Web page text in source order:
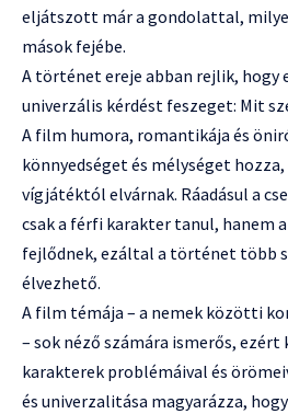
eljátszott már a gondolattal,
mások fejébe.
A történet ereje abban rejlik, hogy
univerzális kérdést feszeget: Mit
A film humora, romantikája és
könnyedséget és mélységet
vígjátéktól elvárnak. Ráadásul a
csak a férfi karakter tanul, hanem
fejlődnek, ezáltal a történet több
élvezhető.
A film témája – a nemek közötti
– sok néző számára ismerős, ezért
karakterek problémáival és
és univerzalitása magyarázza,